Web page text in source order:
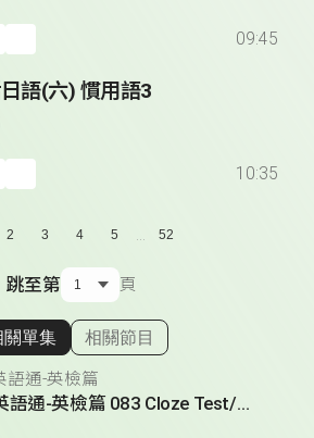
09:45
語(六) 慣用語3
10:35
2 3 4 5 ... 52
跳至第 頁
顯示相關單集
關單集 相關節目
語通-英檢篇
超級英語通-英檢篇 083 Cloze Test/段落填空-13